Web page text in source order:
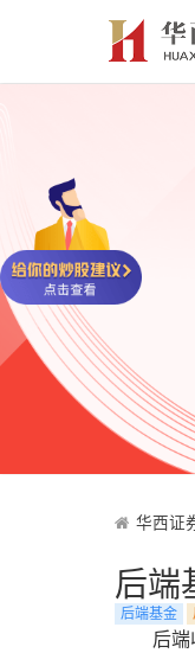
华西证
后端
后端基金
后